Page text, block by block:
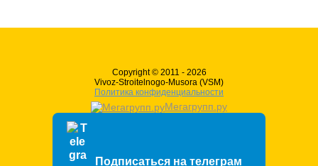
Copyright © 2011 - 2026
Vivoz-Stroitelnogo-Musora (VSM)
Политика конфиденциальности
Мегагрупп.ру
Подписаться на телеграм